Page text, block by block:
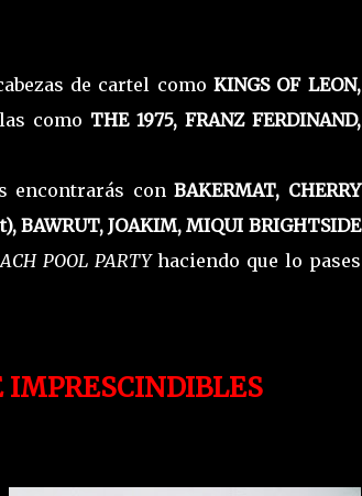
de cartel como KINGS OF LEON,
como THE 1975, FRANZ FERDINAND,
encontrarás conBAKERMAT, CHERRY
BAWRUT, JOAKIM, MIQUI BRIGHTSIDE
POOL PARTY haciendo que lo pases
IMPRESCINDIBLES